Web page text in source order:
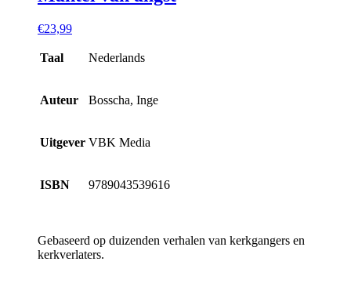
€23,99
Taal Nederlands
Auteur Bosscha, Inge
Uitgever VBK Media
ISBN 9789043539616
Gebaseerd op duizenden verhalen van kerkgangers en
kerkverlaters.